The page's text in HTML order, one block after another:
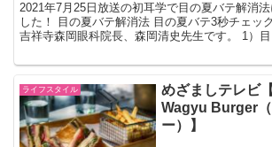
2021年7月25日放送の初耳学で目の夏バテ解消
した！ 目の夏バテ解消法 目の夏バテ3秒チェッ
吉祥寺森岡眼科院長、森岡清史先生です。 1）
ライフスタイル
めざましテレビ
Wagyu Burger
ー）】